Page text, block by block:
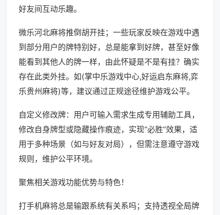
好友间互动乐趣。
微乐河北麻将推倒胡开挂；一些玩家反映在游戏中遇
到部分用户的牌特别好，总是能拿到好牌，甚至好像
能看到其他人的牌一样，由此怀疑是不是有挂？确实
存在此类外挂。如(掌中乐游戏中心,好运启东麻将,弈
乐贵州麻将)等，建议通过正规途径维护游戏公平。
自定义修改牌：用户可输入需求生成专用辅助工具，
修改自身牌型或隐藏操作痕迹，实现“必胜”效果，适
用于多种场景（如与好友对局），但需注意遵守游戏
规则，维护公平环境。
聚焦相关游戏功能优势与特色！
打手机麻将总是输跟系统有关系吗；支持透视全局牌